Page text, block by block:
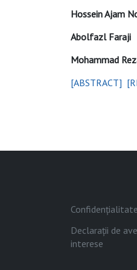
Hossein Ajam
Abolfazl Faraji
Mohammad
[ABSTRACT]
Confidențialitate
Declarații de
interese